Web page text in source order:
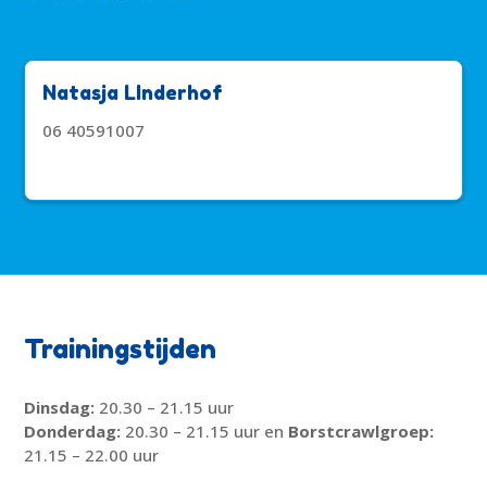
Natasja LInderhof
06 40591007
Trainingstijden
Dinsdag: 20.30 – 21.15 uur
Donderdag: 20.30 – 21.15 uur en Borstcrawlgroep:
21.15 – 22.00 uur